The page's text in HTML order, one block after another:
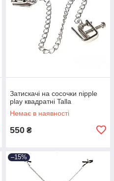
Затискачі на сосочки nipple
play квадратні Talla
Немає в наявності
550 ₴
–15%